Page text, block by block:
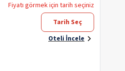
Fiyatı görmek için tarih seçiniz
Tarih Seç
Oteli İncele